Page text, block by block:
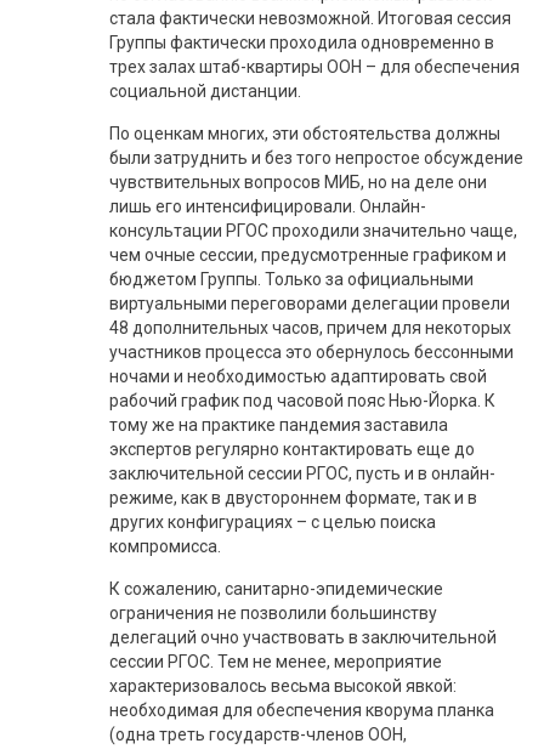
стала фактически невозможной. Итоговая сессия
Группы фактически проходила одновременно в
трех залах штаб-квартиры ООН – для обеспечения
социальной дистанции.
По оценкам многих, эти обстоятельства должны
были затруднить и без того непростое обсуждение
чувствительных вопросов МИБ, но на деле они
лишь его интенсифицировали. Онлайн-
консультации РГОС проходили значительно чаще,
чем очные сессии, предусмотренные графиком и
бюджетом Группы. Только за официальными
виртуальными переговорами делегации провели
48 дополнительных часов, причем для некоторых
участников процесса это обернулось бессонными
ночами и необходимостью адаптировать свой
рабочий график под часовой пояс Нью-Йорка. К
тому же на практике пандемия заставила
экспертов регулярно контактировать еще до
заключительной сессии РГОС, пусть и в онлайн-
режиме, как в двустороннем формате, так и в
других конфигурациях – с целью поиска
компромисса.
К сожалению, санитарно-эпидемические
ограничения не позволили большинству
делегаций очно участвовать в заключительной
сессии РГОС. Тем не менее, мероприятие
характеризовалось весьма высокой явкой:
необходимая для обеспечения кворума планка
(одна треть государств-членов ООН,